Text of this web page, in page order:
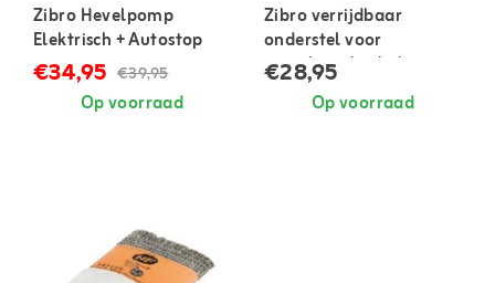
Zibro Hevelpomp
Elektrisch + Autostop
€34,95 €39,95
Op voorraad
Zibro verrijdbaar
onderstel voor
petroleumkachels
€28,95
Op voorraad